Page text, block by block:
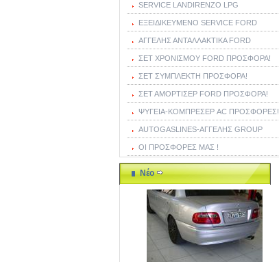
SERVICE LANDIRENZO LPG
ΕΞΕΙΔΙΚΕΥΜΕΝΟ SERVICE FORD
ΑΓΓΕΛΗΣ ΑΝΤΑΛΛΑΚΤΙΚΑ FORD
ΣΕΤ ΧΡΟΝΙΣΜΟΥ FORD ΠΡΟΣΦΟΡΑ!
ΣΕΤ ΣΥΜΠΛΕΚΤΗ ΠΡΟΣΦΟΡΑ!
ΣΕΤ ΑΜΟΡΤΙΣΕΡ FORD ΠΡΟΣΦΟΡΑ!
ΨΥΓΕΙΑ-ΚΟΜΠΡΕΣΕΡ AC ΠΡΟΣΦΟΡΕΣ!
AUTOGASLINES-ΑΓΓΕΛΗΣ GROUP
ΟΙ ΠΡΟΣΦΟΡΕΣ ΜΑΣ !
Νέο